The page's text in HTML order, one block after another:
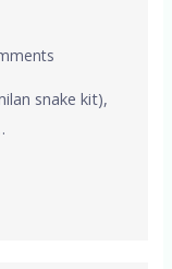
snake kit),